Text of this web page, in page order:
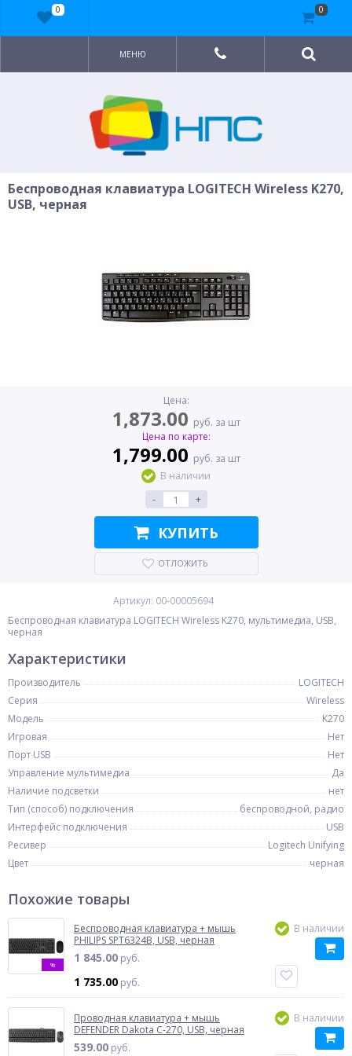
МЕНЮ
Беспроводная клавиатура LOGITECH Wireless K270,
USB, черная
Цена:
1,873.00 руб. за шт
Цена по карте:
1,799.00 руб. за шт
В наличии
-
+
КУПИТЬ
ОТЛОЖИТЬ
Артикул: 00-00005694
Беспроводная клавиатура LOGITECH Wireless K270, мультимедиа, USB,
черная
Характеристики
Производитель
LOGITECH
Серия
Wireless
Модель
K270
Игровая
Нет
Порт USB
Нет
Управление мультимедиа
Да
Наличие подсветки
нет
Тип (способ) подключения
беспроводной, радио
Интерфейс подключения
USB
Ресивер
Logitech Unifying
Цвет
черная
Похожие товары
%
Беспроводная клавиатура + мышь
PHILIPS SPT6324B, USB, черная
1 845.00 руб.
1 735.00 руб.
В наличии
Проводная клавиатура + мышь
DEFENDER Dakota C-270, USB, черная
539.00 руб.
В наличии
0 0